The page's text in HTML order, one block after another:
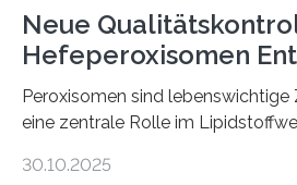
Neue
Hefeperoxisomen
Peroxisomen sind lebenswichtige
eine zentrale Rolle im
erfüllen können, müssen
30.10.2025